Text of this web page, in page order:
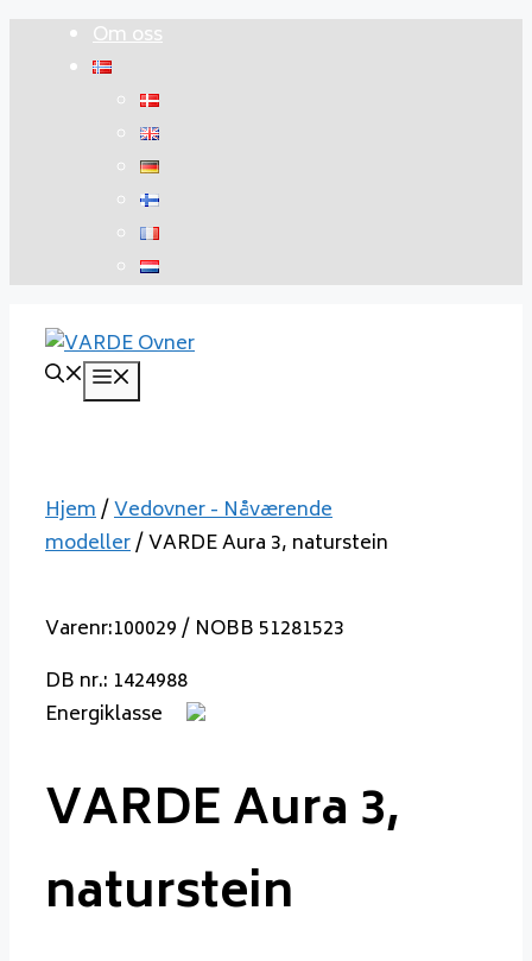
Om oss
Hjem/Vedovner - Nåværende
modeller/ VARDE Aura 3, naturstein
Varenr:100029 / NOBB 51281523
DB nr.: 1424988
Energiklasse
VARDE Aura 3,
naturstein